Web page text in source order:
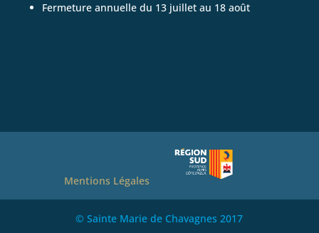
Fermeture annuelle du 13 juillet au 18 août
Mentions Légales
© Sainte Marie de Chavagnes 2017